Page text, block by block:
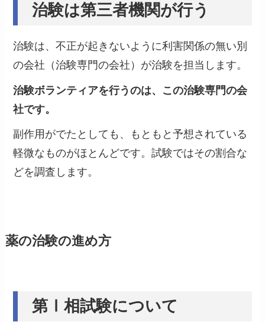
治験は第三者機関が行う
治験は、不正が起きないように利害関係の無い別
の会社（治験専門の会社）が治験を担当します。
治験ボランティアを行うのは、この治験専門の会
社です。
副作用がでたとしても、もともと予想されている
軽微なものがほとんどです。試験ではその割合な
どを調査します。
薬の治験の進め方
第Ⅰ相試験について